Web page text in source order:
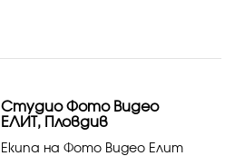
Студио Фото Видео
ЕЛИТ, Пловдив
Екипа на Фото Видео Елит